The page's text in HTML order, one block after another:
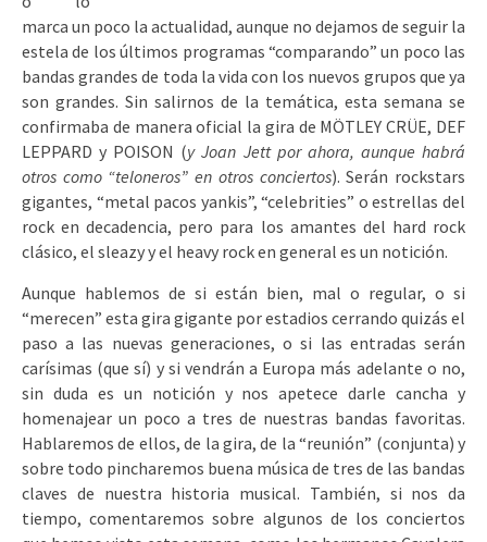
marca un poco la actualidad, aunque no dejamos de seguir la
estela de los últimos programas “comparando” un poco las
bandas grandes de toda la vida con los nuevos grupos que ya
son grandes. Sin salirnos de la temática, esta semana se
confirmaba de manera oficial la gira de MÖTLEY CRÜE, DEF
LEPPARD y POISON (y Joan Jett por ahora, aunque habrá
otros como “teloneros” en otros conciertos). Serán rockstars
gigantes, “metal pacos yankis”, “celebrities” o estrellas del
rock en decadencia, pero para los amantes del hard rock
clásico, el sleazy y el heavy rock en general es un notición.
Aunque hablemos de si están bien, mal o regular, o si
“merecen” esta gira gigante por estadios cerrando quizás el
paso a las nuevas generaciones, o si las entradas serán
carísimas (que sí) y si vendrán a Europa más adelante o no,
sin duda es un notición y nos apetece darle cancha y
homenajear un poco a tres de nuestras bandas favoritas.
Hablaremos de ellos, de la gira, de la “reunión” (conjunta) y
sobre todo pincharemos buena música de tres de las bandas
claves de nuestra historia musical. También, si nos da
tiempo, comentaremos sobre algunos de los conciertos